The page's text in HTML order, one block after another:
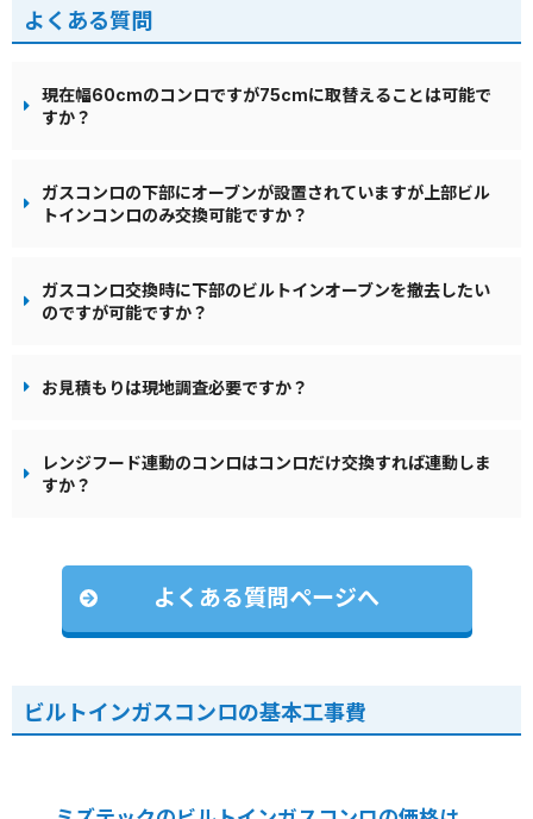
よくある質問
現在幅60cmのコンロですが75cmに取替えることは可能で
すか？
ガスコンロの下部にオーブンが設置されていますが上部ビル
トインコンロのみ交換可能ですか？
ガスコンロ交換時に下部のビルトインオーブンを撤去したい
のですが可能ですか？
お見積もりは現地調査必要ですか？
レンジフード連動のコンロはコンロだけ交換すれば連動しま
すか？
よくある質問ページへ
ビルトインガスコンロの基本工事費